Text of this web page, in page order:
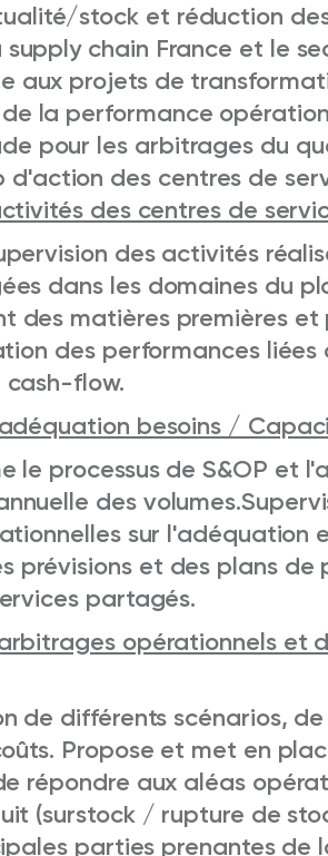
stock et réduction
chain France et le
aux projets de
de la performance
pour les arbitrages du
d'action des centres de
des centres de
des activités
dans les domaines du
des matières premières
des performances liées
cash-flow.
besoins /
le processus de S&OP et
des volumes.
sur l'adéquation
prévisions et des plans de
partagés.
opérationnels et
de différents scénarios,
Propose et met en
répondre aux aléas
(surstock / rupture de
parties prenantes de